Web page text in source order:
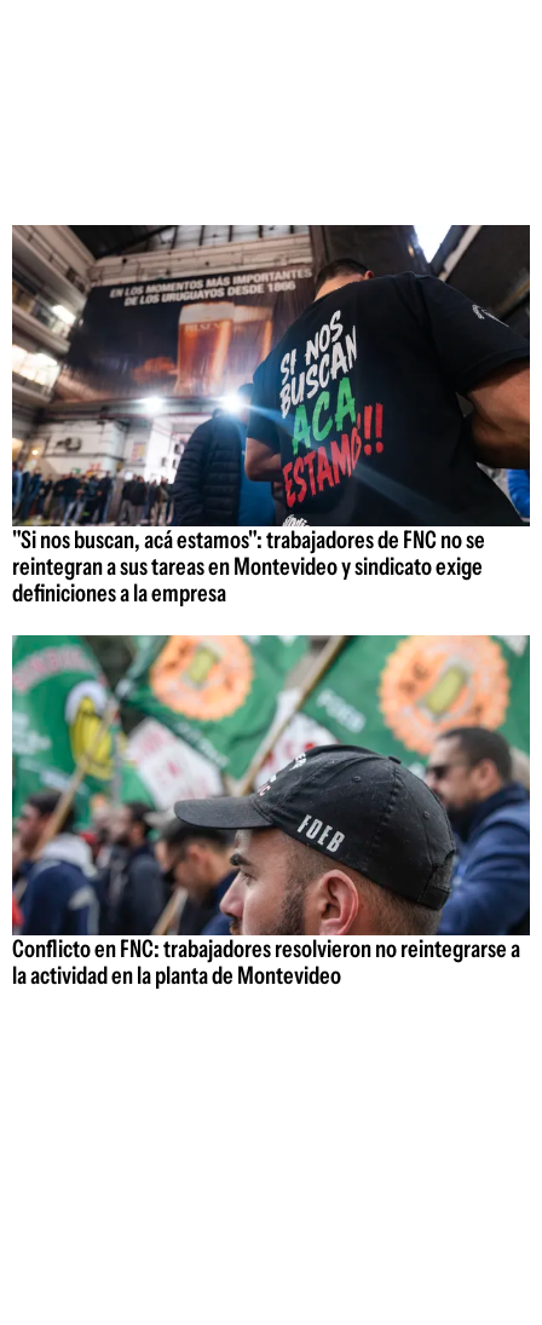
"Si nos buscan, acá estamos": trabajadores de FNC no se
reintegran a sus tareas en Montevideo y sindicato exige
definiciones a la empresa
Conflicto en FNC: trabajadores resolvieron no reintegrarse a
la actividad en la planta de Montevideo